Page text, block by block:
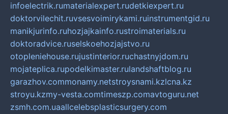
infoelectrik.rumaterialexpert.rudetkiexpert.ru
doktorvilechit.ruvsesvoimirykami.ruinstrumentgid.ru
manikjurinfo.ruhozjajkainfo.rustroimaterials.ru
doktoradvice.ruselskoehozjajstvo.ru
otopleniehouse.rujustinterior.ruchastnyjdom.ru
mojateplica.rupodelkimaster.rulandshaftblog.ru
garazhov.commonamy.netstroysnami.kzlcna.kz
stroyu.kzmy-vesta.comtimeszp.comavtoguru.net
zsmh.com.uaallcelebsplasticsurgery.com